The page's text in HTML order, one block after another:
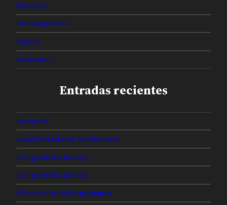
Tutorial
Uncategorized
Videos
Webcomic
Entradas recientes
De vuelta
Canción al dolor de olvidarte
La liga de los feos (2)
La liga de los feos (1)
Glosario de chilanguismos